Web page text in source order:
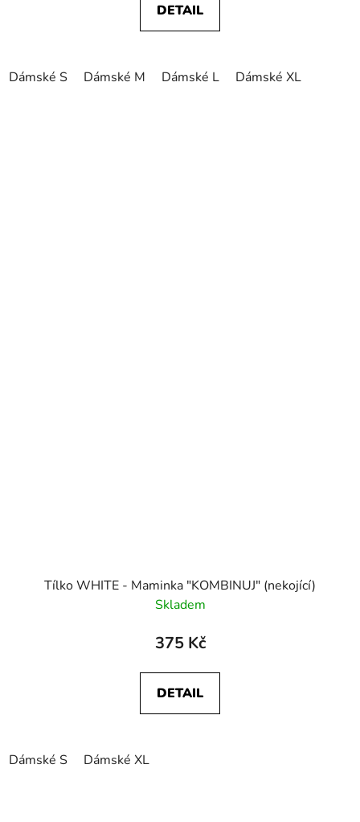
DETAIL
Dámské S Dámské M Dámské L Dámské XL
Tílko WHITE - Maminka "KOMBINUJ" (nekojící)
Skladem
375 Kč
DETAIL
Dámské S Dámské XL